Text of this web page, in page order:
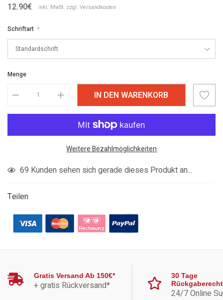
12.90€
inkl. MwSt. zzgl. Versandkosten
Schriftart *
Menge
IN DEN WARENKORB
Weitere Bezahlmöglichkeiten
Produkt
den
Warenkorb
legen
69 Kunden sehen sich gerade dieses Produkt an...
Teilen
Gratis Versand Ab 150€*
+ gratis Rückversand*
30 Tage
Rückgaberecht
24/7 Online